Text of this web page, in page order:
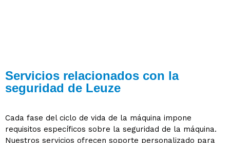
Servicios relacionados con la
seguridad de Leuze
Cada fase del ciclo de vida de la máquina impone
requisitos específicos sobre la seguridad de la máquina.
Nuestros servicios ofrecen soporte personalizado para